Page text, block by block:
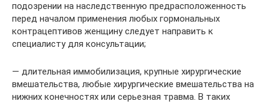
подозрении на наследственную предрасположенность
перед началом применения любых гормональных
контрацептивов женщину следует направить к
специалисту для консультации;
— длительная иммобилизация, крупные хирургические
вмешательства, любые хирургические вмешательства на
нижних конечностях или серьезная травма. В таких